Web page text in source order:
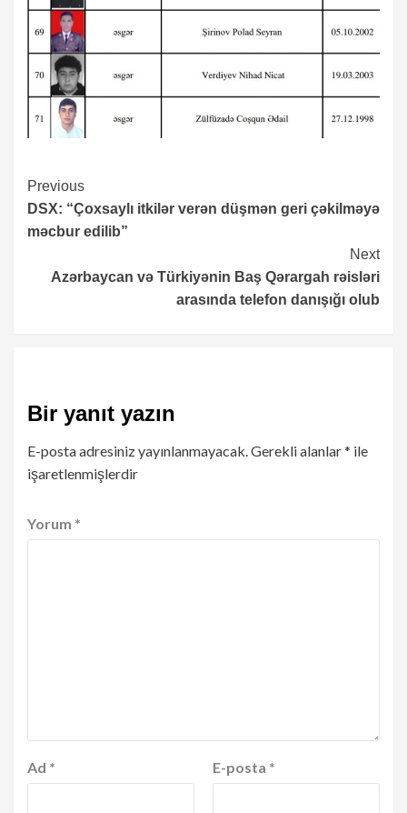
Continue
Reading
Previous
DSX: “Çoxsaylı itkilər verən düşmən geri çəkilməyə
məcbur edilib”
Next
Azərbaycan və Türkiyənin Baş Qərargah rəisləri
arasında telefon danışığı olub
Bir yanıt yazın
E-posta adresiniz yayınlanmayacak.Gerekli alanlar* ile
işaretlenmişlerdir
Yorum *
Ad * E-posta *